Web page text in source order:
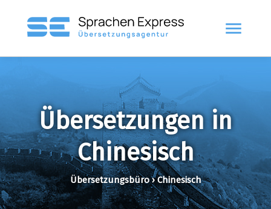
menu
Übersetzungen in
Chinesisch
Übersetzungsbüro › Chinesisch